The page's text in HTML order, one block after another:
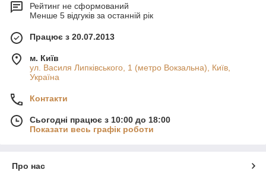
Рейтинг не сформований
Менше 5 відгуків за останній рік
Працює з 20.07.2013
м. Київ
ул. Василя Липківського, 1 (метро Вокзальна), Київ,
Україна
Контакти
Сьогодні працює з 10:00 до 18:00
Показати весь графік роботи
Про нас